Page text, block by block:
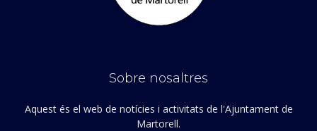
Sobre nosaltres
Aquest és el web de notícies i activitats de l'Ajuntament de
Martorell.